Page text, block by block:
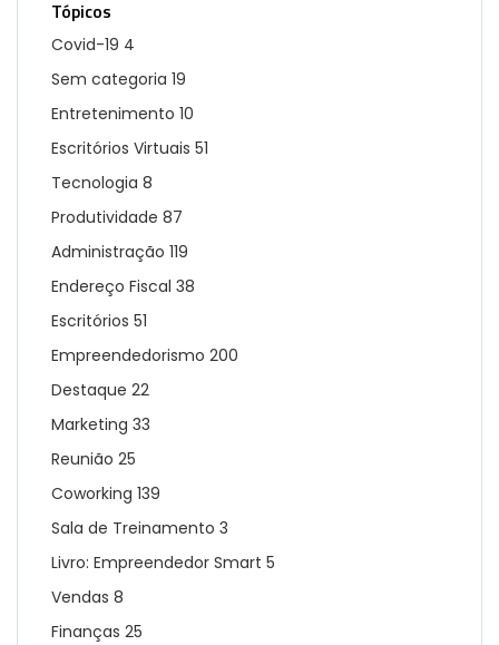
Tópicos
Covid-19 4
Sem categoria 19
Entretenimento 10
Escritórios Virtuais 51
Tecnologia 8
Produtividade 87
Administração 119
Endereço Fiscal 38
Escritórios 51
Empreendedorismo 200
Destaque 22
Marketing 33
Reunião 25
Coworking 139
Sala de Treinamento 3
Livro: Empreendedor Smart 5
Vendas 8
Finanças 25